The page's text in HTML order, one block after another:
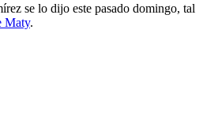
se lo dijo este pasado domingo, tal
Maty.